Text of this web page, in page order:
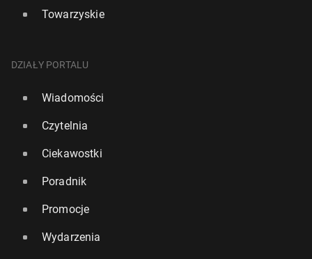
Towarzyskie
DZIAŁY PORTALU
Wiadomości
Czytelnia
Ciekawostki
Poradnik
Promocje
Wydarzenia